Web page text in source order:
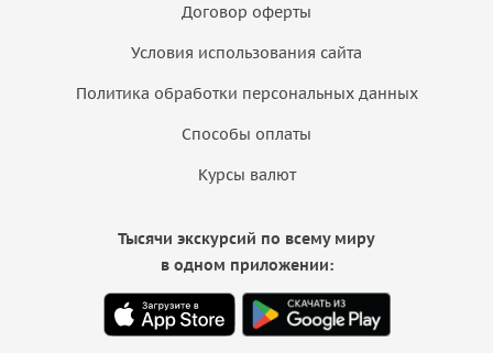
Договор оферты
Условия использования сайта
Политика обработки персональных данных
Способы оплаты
Курсы валют
Тысячи экскурсий по всему миру
в одном приложении: